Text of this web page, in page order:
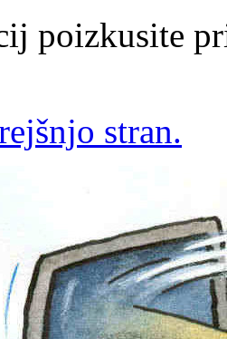
poizkusite
stran.